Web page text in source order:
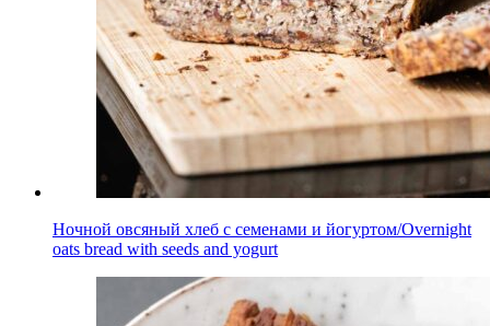
Ночной овсяный хлеб с семенами и йогуртом/Overnight
oats bread with seeds and yogurt